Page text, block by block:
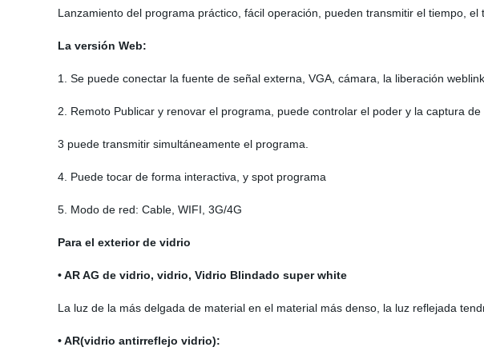
Lanzamiento del programa práctico, fácil operación, pueden transmitir el tiempo, el
La versión Web:
1. Se puede conectar la fuente de señal externa, VGA, cámara, la liberación weblink
2. Remoto Publicar y renovar el programa, puede controlar el poder y la captura de
3 puede transmitir simultáneamente el programa.
4. Puede tocar de forma interactiva, y spot programa
5. Modo de red: Cable, WIFI, 3G/4G
Para el exterior de vidrio
• AR AG de vidrio, vidrio, Vidrio Blindado super white
La luz de la más delgada de material en el material más denso, la luz reflejada
• AR(vidrio antirreflejo vidrio):